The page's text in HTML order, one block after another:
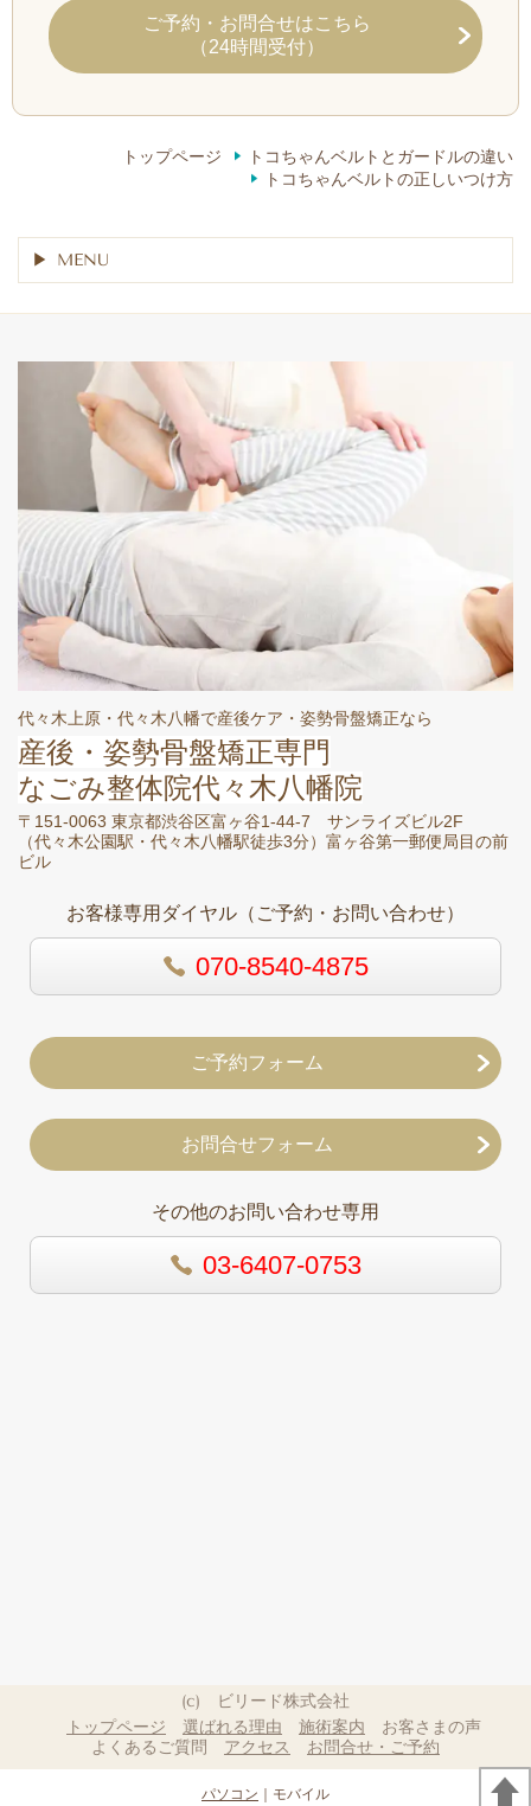
ご予約・お問合せはこちら
（24時間受付）
トップページ
トコちゃんベルトとガードルの違い
トコちゃんベルトの正しいつけ方
MENU
代々木上原・代々木八幡で産後ケア・姿勢骨盤矯正なら
産後・姿勢骨盤矯正専門
なごみ整体院代々木八幡院
〒151-0063 東京都渋谷区富ヶ谷1-44-7 サンライズビル2F
（代々木公園駅・代々木八幡駅徒歩3分）富ヶ谷第一郵便局目の前
ビル
お客様専用ダイヤル（ご予約・お問い合わせ）
070-8540-4875
ご予約フォーム
お問合せフォーム
その他のお問い合わせ専用
03-6407-0753
(c) ビリード株式会社
トップページ
選ばれる理由 施術案内
お客さまの声
よくあるご質問
アクセス お問合せ・ご予約
パソコン ｜モバイル